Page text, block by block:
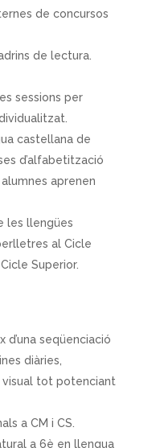
de concursos
de lectura.
sessions per
castellana de
d’alfabetització
aprenen
les llengües
al Cicle
Superior.
d’una seqüenciació
diàries,
visual tot potenciant
a CM i CS.
a 6è en llengua